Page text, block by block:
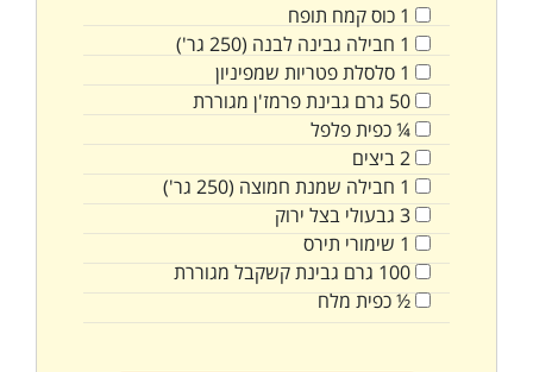
1 כוסקמח תופח
1 חבילה גבינה לבנה (250 גר')
1 סלסלת פטריות שמפיניון
50 גרם גבינת פרמז'ן מגוררת
¼כפיתפלפל
2ביצים
1 חבילה שמנת חמוצה (250 גר')
3 גבעולי בצל ירוק
1 שימורי תירס
100 גרם גבינת קשקבל מגוררת
½כפית מלח